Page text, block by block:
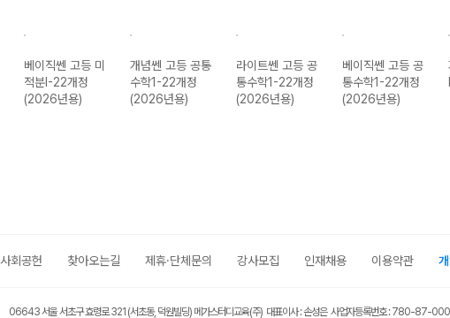
베이직쎈 고등 미
적분I-22개정
(2026년용)
개념쎈 고등 공통
수학1-22개정
(2026년용)
라이트쎈 고등 공
통수학1-22개정
(2026년용)
베이직쎈 고등 공
통수학1-22개정
(2026년용)
사회공헌 찾아오는길 제휴·단체문의 강사모집 인재채용 이용약관
06643 서울 서초구 효령로 321 (서초동, 덕원빌딩) 메가스터디교육(주) 대표이사 : 손성은 사업자등록번호 : 780-87-